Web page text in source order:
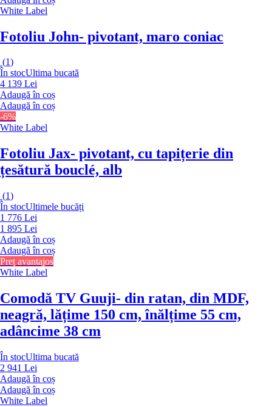
White Label
Fotoliu John- pivotant, maro coniac
(1)
În stocUltima bucată
4 139 Lei
Adaugă în coș
Adaugă în coș
-6%
White Label
Fotoliu Jax- pivotant, cu tapițerie din
țesătură bouclé, alb
(1)
În stocUltimele bucăți
1 776 Lei
1 895 Lei
Adaugă în coș
Adaugă în coș
Preț avantajos
White Label
Comodă TV Guuji- din ratan, din MDF,
neagră, lățime 150 cm, înălțime 55 cm,
adâncime 38 cm
În stocUltima bucată
2 941 Lei
Adaugă în coș
Adaugă în coș
White Label